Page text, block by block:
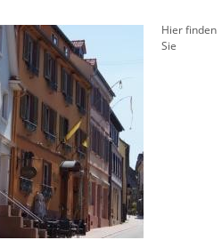
Hier finden
Sie